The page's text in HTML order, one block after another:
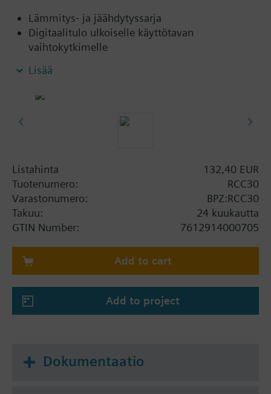
Lämmitys- ja jäähdytyssarja
Digitaalitulo ulkoiselle käyttötavan
vaihtokytkimelle
Aseteltava kytkentäero (1 K lämmitys, 0.5 K
Jäätymissuojakäyttö
III)
Lisää
Listahinta
132,40 EUR
Tuotenumero:
RCC30
Varastonumero:
BPZ:RCC30
Takuu:
24 kuukautta
GTIN Number:
7612914000705
Add to cart
Add to project
Dokumentaatio